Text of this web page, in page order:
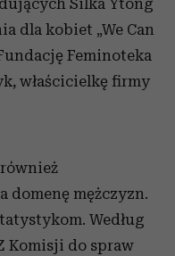
Silka Ytong
dla kobiet „We Can
Feminoteka
właścicielkę firmy
domenę mężczyzn.
Według
Komisji do spraw